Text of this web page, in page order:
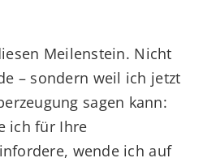
Meilenstein. Nicht
– sondern weil ich jetzt
sagen kann:
ich für Ihre
wende ich auf